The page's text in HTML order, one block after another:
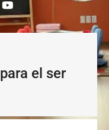
el ser